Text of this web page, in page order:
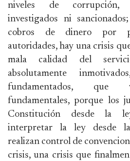
niveles de corrupción,
investigados ni
cobros de dinero por
autoridades, hay una crisis
mala calidad del
absolutamente
fundamentados, que
fundamentales, porque los
Constitución desde la
interpretar la ley desde
realizan control de
crisis, una crisis que